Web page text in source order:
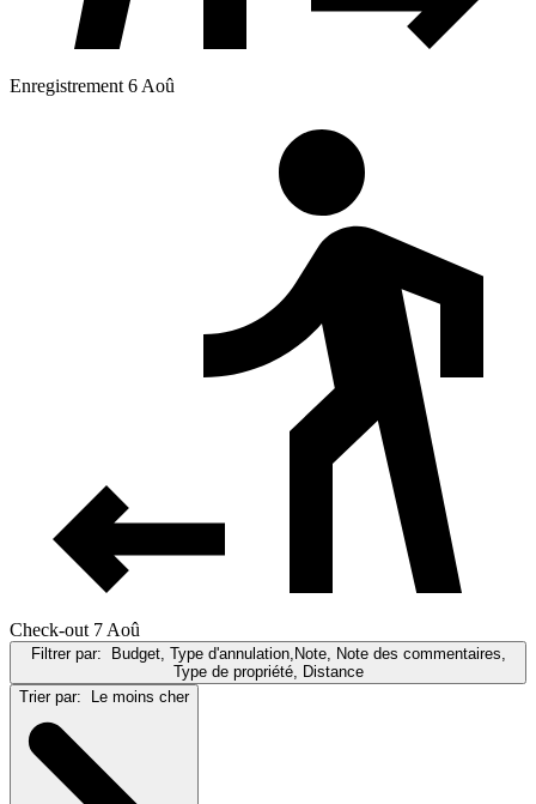
Enregistrement 6 Aoû
Check-out 7 Aoû
Filtrer par: Budget, Type d'annulation,Note, Note des commentaires,
Type de propriété, Distance
Trier par: Le moins cher